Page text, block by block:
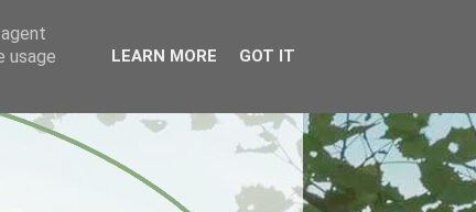
usage
LEARN MORE GOT IT